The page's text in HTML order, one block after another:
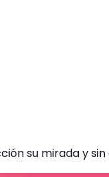
su mirada y